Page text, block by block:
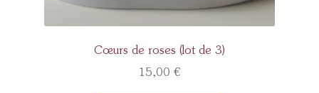
Cœurs de roses (lot de 3)
15,00 €